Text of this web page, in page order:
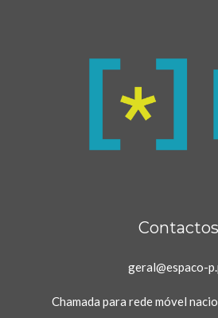
Contactos
geral@espaco-
Chamada para rede móvel